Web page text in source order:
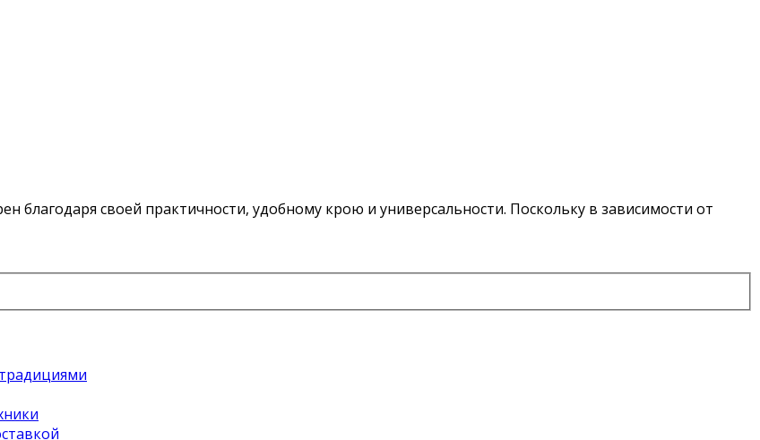
благодаря своей практичности, удобному крою и универсальности. Поскольку в зависимости от